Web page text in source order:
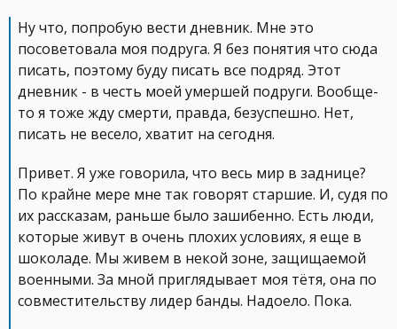
Ну что, попробую вести дневник. Мне это
посоветовала моя подруга. Я без понятия что сюда
писать, поэтому буду писать все подряд. Этот
дневник - в честь моей умершей подруги. Вообще-
то я тоже жду смерти, правда, безуспешно. Нет,
писать не весело, хватит на сегодня.
Привет. Я уже говорила, что весь мир в заднице?
По крайне мере мне так говорят старшие. И, судя по
их рассказам, раньше было зашибенно. Есть люди,
которые живут в очень плохих условиях, я еще в
шоколаде. Мы живем в некой зоне, защищаемой
военными. За мной приглядывает моя тётя, она по
совместительству лидер банды. Надоело. Пока.